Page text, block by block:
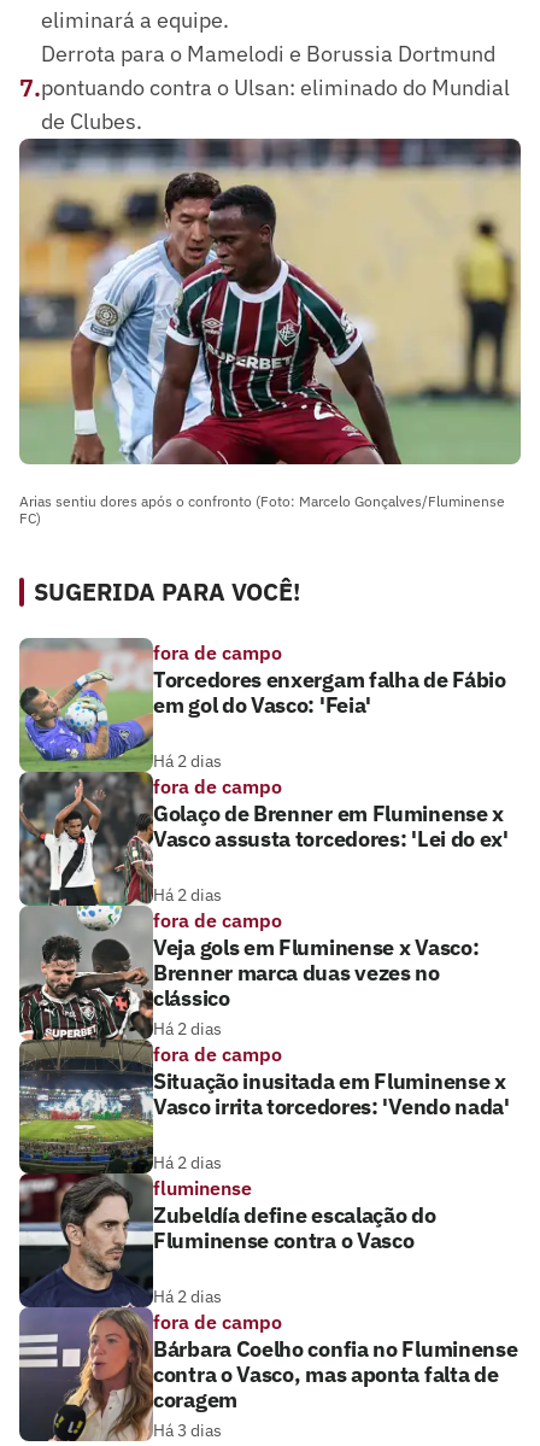
eliminará a equipe.
7.
Derrota para o Mamelodi e Borussia Dortmund
pontuando contra o Ulsan: eliminado do Mundial
de Clubes.
Arias sentiu dores após o confronto (Foto: Marcelo Gonçalves/Fluminense
FC)
SUGERIDA PARA VOCÊ!
fora de campo
Torcedores enxergam falha de Fábio
em gol do Vasco: 'Feia'
Há 2 dias
fora de campo
Golaço de Brenner em Fluminense x
Vasco assusta torcedores: 'Lei do ex'
Há 2 dias
fora de campo
Veja gols em Fluminense x Vasco:
Brenner marca duas vezes no
clássico
Há 2 dias
fora de campo
Situação inusitada em Fluminense x
Vasco irrita torcedores: 'Vendo nada'
Há 2 dias
fluminense
Zubeldía define escalação do
Fluminense contra o Vasco
Há 2 dias
fora de campo
Bárbara Coelho confia no Fluminense
contra o Vasco, mas aponta falta de
coragem
Há 3 dias